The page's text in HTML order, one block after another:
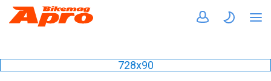
728x90